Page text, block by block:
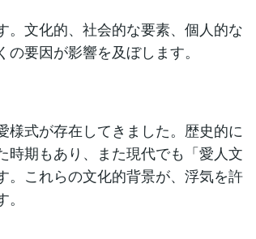
。文化的、社会的な要素、個人的な
要因が影響を及ぼします。
様式が存在してきました。歴史的に
時期もあり、また現代でも「愛人文
。これらの文化的背景が、浮気を許